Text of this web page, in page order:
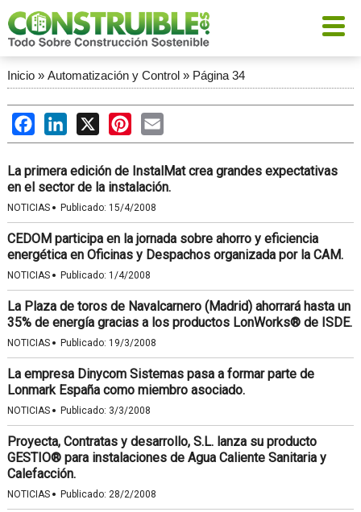
Inicio» Automatización y Control» Página 34
FacebookLinkedIn
X PinterestEmail
La primera edición de InstalMat crea grandes expectativas
en el sector de la instalación.
NOTICIAS · Publicado: 15/4/2008
CEDOM participa en la jornada sobre ahorro y eficiencia
energética en Oficinas y Despachos organizada por la CAM.
NOTICIAS · Publicado: 1/4/2008
La Plaza de toros de Navalcarnero (Madrid) ahorrará hasta un
35% de energía gracias a los productos LonWorks® de ISDE.
NOTICIAS · Publicado: 19/3/2008
La empresa Dinycom Sistemas pasa a formar parte de
Lonmark España como miembro asociado.
NOTICIAS · Publicado: 3/3/2008
Proyecta, Contratas y desarrollo, S.L. lanza su producto
GESTIO® para instalaciones de Agua Caliente Sanitaria y
Calefacción.
NOTICIAS · Publicado: 28/2/2008